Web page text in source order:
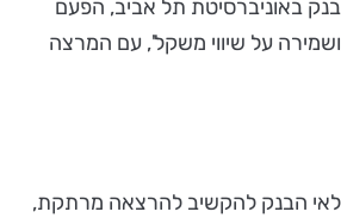
באוניברסיטת תל אביב, הפעם
על שיווי משקל', עם המרצה
הבנק להקשיב להרצאה מרתקת,